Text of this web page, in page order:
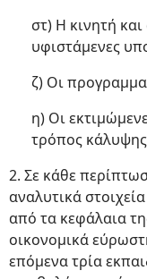
στ) Η κινητή
υφιστάμενες
ζ) Οι
η) Οι
τρόπος
2. Σε κάθε
αναλυτικά
από τα κεφάλαια
οικονομικά
επόμενα τρία